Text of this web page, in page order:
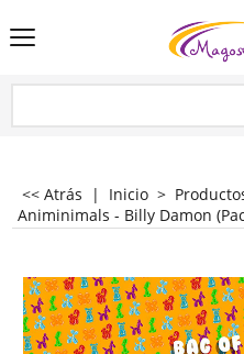
<< Atrás | Inicio >
Animinimals - Billy Damon